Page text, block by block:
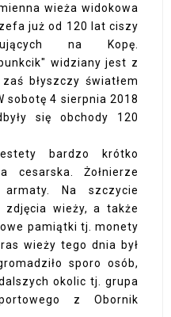
wieża widokowa
już od 120 lat ciszy
na Kopę.
widziany jest z
błyszczy światłem
sobotę 4 sierpnia 2018
się obchody 120
bardzo krótko
cesarska. Żołnierze
Na szczycie
zdjęcia wieży, a także
pamiątki tj. monety
wieży tego dnia był
sporo osób,
okolic tj. grupa
z Obornik